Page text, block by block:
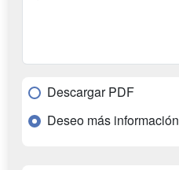
Descargar PDF
Deseo más información